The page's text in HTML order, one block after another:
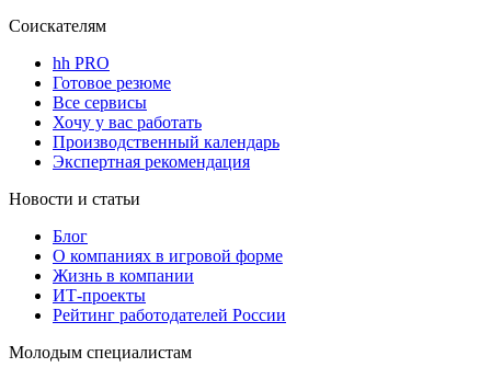
Соискателям
hh PRO
Готовое резюме
Все сервисы
Хочу у вас работать
Производственный календарь
Экспертная рекомендация
Новости и статьи
Блог
О компаниях в игровой форме
Жизнь в компании
ИТ-проекты
Рейтинг работодателей России
Молодым специалистам